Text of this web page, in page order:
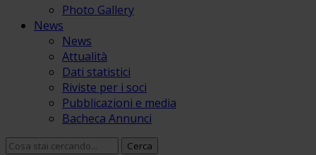
Photo Gallery
News
News
Attualità
Dati statistici
Riviste per i soci
Pubblicazioni e media
Bacheca Annunci